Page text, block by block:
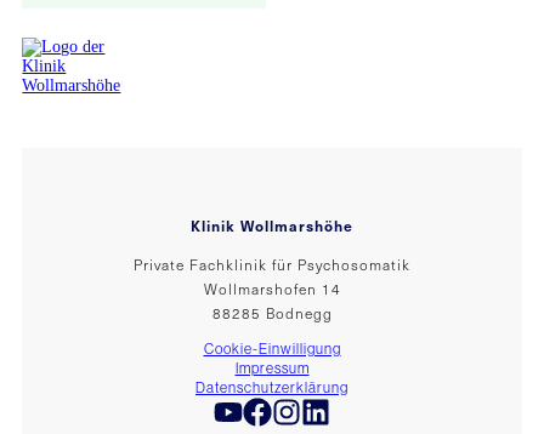
Klinik Wollmarshöhe
Private Fachklinik für Psychosomatik
Wollmarshofen 14
88285 Bodnegg
Cookie-Einwilligung
Impressum
Datenschutzerklärung
Folgen Sie uns auf YouTube
Folgen Sie uns auf Facebook
Folgen Sie uns auf Instagram
Folgen Sie uns auf LinkedIn